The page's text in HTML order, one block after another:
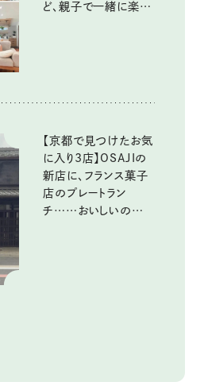
ど、親子で一緒に楽し
【京都で見つけたお気
に入り3店】OSAJIの
新店に、フランス菓子
店のプレートラン
チ……おいしいのんび